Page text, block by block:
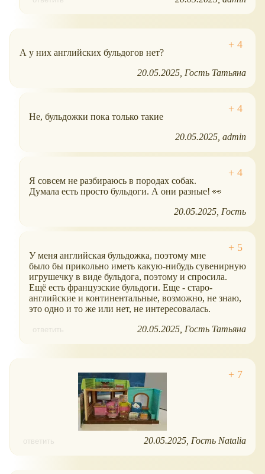
А у них английских бульдогов нет?
20.05.2025 Гость Татьяна
Не, бульдожки пока только такие
20.05.2025 admin
Я совсем не разбираюсь в породах собак.
Думала есть просто бульдоги. А они разные! 👀
20.05.2025 Гость
У меня английская бульдожка, поэтому мне
было бы прикольно иметь какую-нибудь сувенирную
игрушечку в виде бульдога, поэтому и спросила.
Ещё есть французские бульдоги. Еще - старо-
английские и континентальные, возможно, не знаю,
это одно и то же или нет, не интересовалась.
ответить 20.05.2025 Гость Татьяна
ответить 20.05.2025 Гость Natalia